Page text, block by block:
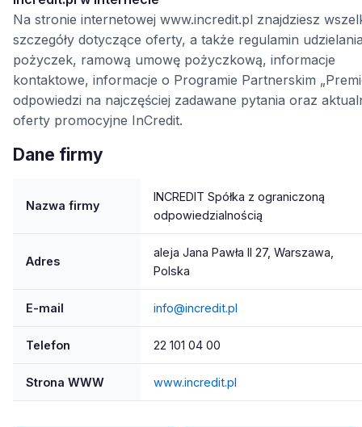
Na stronie internetowej www.incredit.pl znajdziesz
szczegóły dotyczące oferty, a także regulamin
pożyczek, ramową umowę pożyczkową, informacje
kontaktowe, informacje o Programie Partnerskim
odpowiedzi na najczęściej zadawane pytania oraz
oferty promocyjne InCredit.
Dane firmy
Nazwa firmy
INCREDIT Spółka z ograniczoną
odpowiedzialnością
Adres
aleja Jana Pawła II 27, Warszawa,
Polska
E-mail info@incredit.pl
Telefon 22 101 04 00
Strona WWW www.incredit.pl